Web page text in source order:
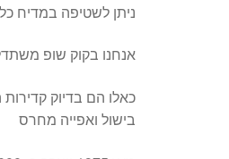
ניתן לשטיפה במדיח
אנחנו בקוק שופ
בישול ואפייה מחרס